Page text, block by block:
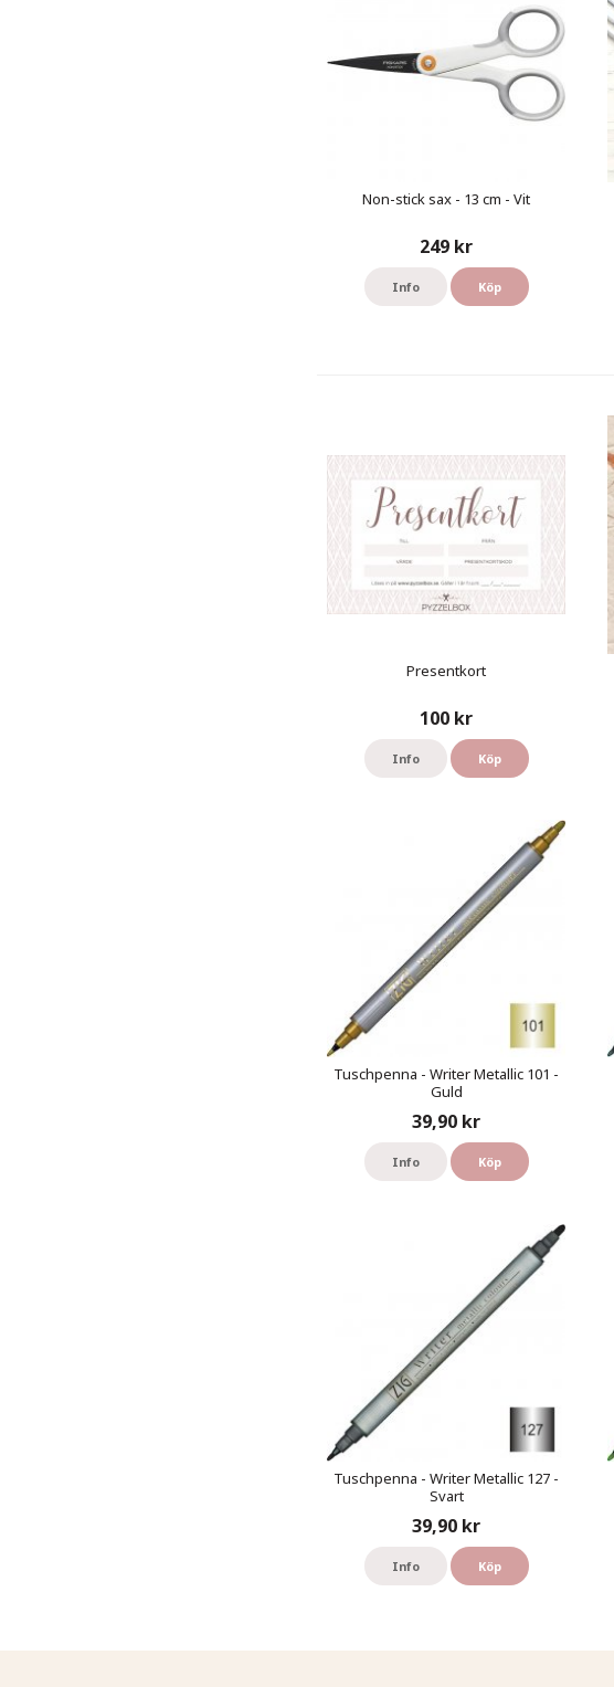
Non-stick sax - 13 cm - Vit
249 kr
Info Köp
Presentkort
100 kr
Info Köp
Tuschpenna - Writer Metallic 101 -
Guld
39,90 kr
Info Köp
Tuschpenna - Writer Metallic 127 -
Svart
39,90 kr
Info Köp